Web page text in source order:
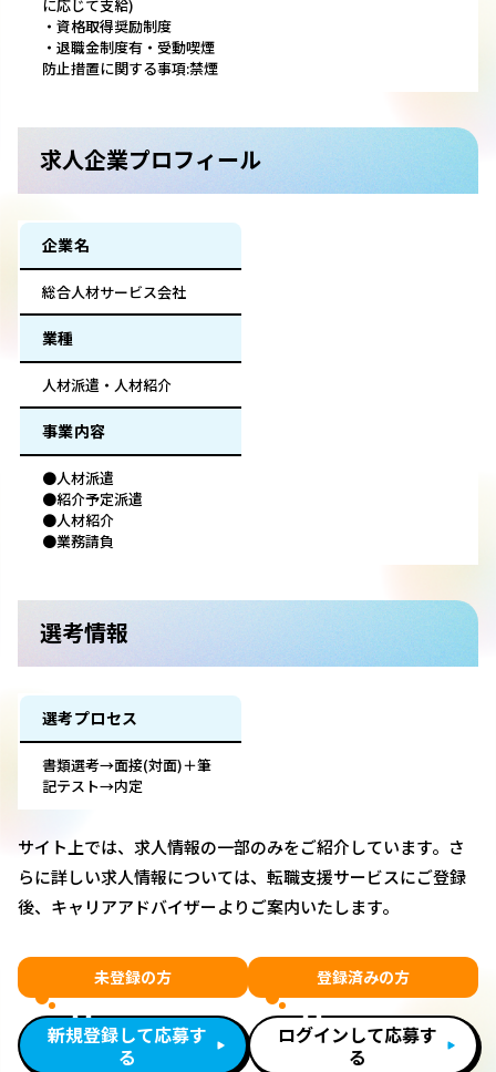
に応じて支給)
・資格取得奨励制度
・退職金制度有・受動喫煙
防止措置に関する事項:禁煙
求人企業プロフィール
企業名
総合人材サービス会社
業種
人材派遣・人材紹介
事業内容
●人材派遣
●紹介予定派遣
●人材紹介
●業務請負
選考情報
選考プロセス
書類選考→面接(対面)＋筆
記テスト→内定
サイト上では、求人情報の一部のみをご紹介しています。さ
らに詳しい求人情報については、転職支援サービスにご登録
後、キャリアアドバイザーよりご案内いたします。
未登録の方
新規登録して応募す
る
登録済みの方
ログインして応募す
る